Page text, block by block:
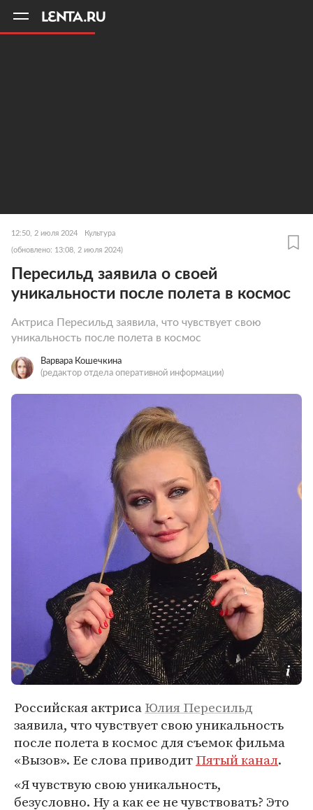
12:50, 2 июля 2024 Культура
(обновлено: 13:08, 2 июля 2024)
Пересильд заявила о своей
уникальности после полета в космос
Актриса Пересильд заявила, что чувствует свою
уникальность после полета в космос
Варвара Кошечкина
(редактор отдела оперативной информации)
Российская актрисаЮлия Пересильд
заявила, что чувствует свою уникальность
после полета в космос для съемок фильма
«Вызов». Ее слова приводитПятый канал.
«Я чувствую свою уникальность,
безусловно. Ну а как ее не чувствовать? Это